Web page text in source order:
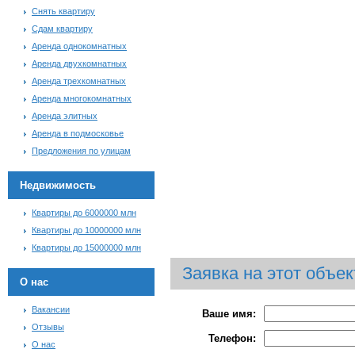
Снять квартиру
Сдам квартиру
Аренда однокомнатных
Аренда двухкомнатных
Аренда трехкомнатных
Аренда многокомнатных
Аренда элитных
Аренда в подмосковье
Предложения по улицам
Недвижимость
Квартиры до 6000000 млн
Квартиры до 10000000 млн
Квартиры до 15000000 млн
О нас
Вакансии
Отзывы
О нас
Заявка на этот
Ваше имя:
Телефон: